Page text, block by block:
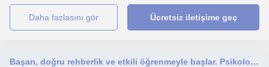
daha fazlasını gör Ücretsiz iletişime geç
Başarı, doğru rehberlik ve etkili öğrenmeyle başlar. Psikolojiyi sade, anlaşılır ve keyifli hale getiriyorum.